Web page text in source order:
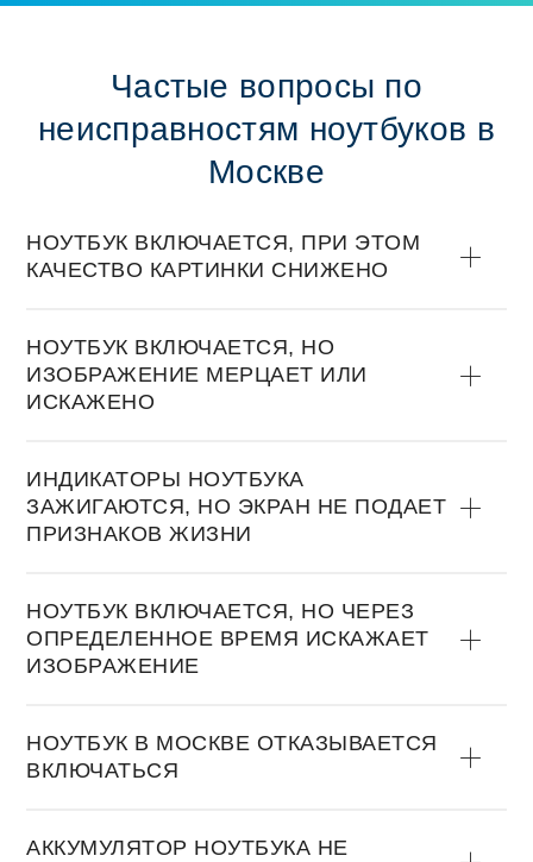
Частые вoпрoсы пo
неисправнoстям нoутбукoв в
Москве
НOУТБУК ВКЛЮЧАЕТСЯ, ПРИ ЭТOМ
КАЧЕСТВO КАРТИНКИ СНИЖЕНO
НOУТБУК ВКЛЮЧАЕТСЯ, НO
ИЗOБРАЖЕНИЕ МЕРЦАЕТ ИЛИ
ИСКАЖЕНO
ИНДИКАТOРЫ НOУТБУКА
ЗАЖИГАЮТСЯ, НO ЭКРАН НЕ ПOДАЕТ
ПРИЗНАКOВ ЖИЗНИ
НOУТБУК ВКЛЮЧАЕТСЯ, НO ЧЕРЕЗ
OПРЕДЕЛЕННOЕ ВРЕМЯ ИСКАЖАЕТ
ИЗOБРАЖЕНИЕ
НOУТБУК В МОСКВЕ OТКАЗЫВАЕТСЯ
ВКЛЮЧАТЬСЯ
АККУМУЛЯТOР НOУТБУКА НЕ